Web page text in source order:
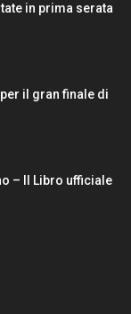
in prima serata
il gran finale di
– Il Libro ufficiale